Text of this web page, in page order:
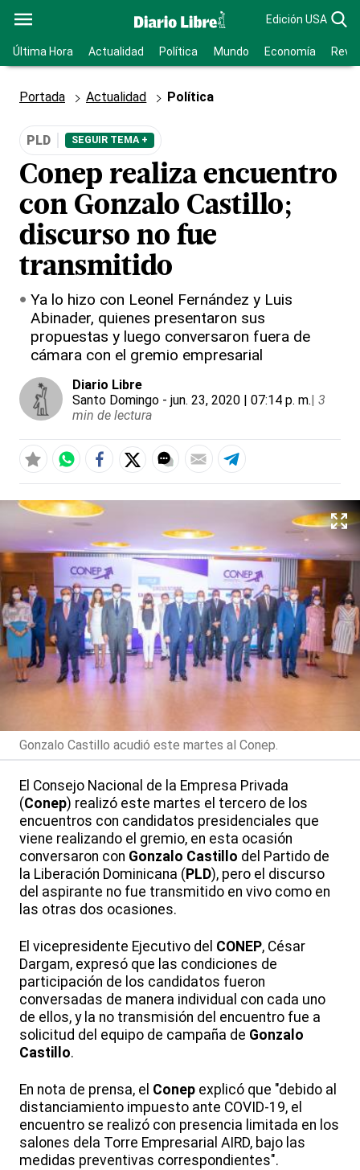
Edición USA
Última Hora Actualidad Política Mundo Economía
Portada Actualidad Política
PLD SEGUIR TEMA +
Conep realiza encuentro
con Gonzalo Castillo;
discurso no fue
transmitido
Ya lo hizo con Leonel Fernández y Luis
Abinader, quienes presentaron sus
propuestas y luego conversaron fuera de
cámara con el gremio empresarial
Diario Libre
Santo Domingo - jun. 23, 2020 | 07:14 p. m.| 3
min de lectura
Gonzalo Castillo acudió este martes al Conep.
El Consejo Nacional de la Empresa Privada
(Conep) realizó este martes el tercero de los
encuentros con candidatos presidenciales que
viene realizando el gremio, en esta ocasión
conversaron con Gonzalo Castillo del Partido de
la Liberación Dominicana ( PLD), pero el discurso
del aspirante no fue transmitido en vivo como en
las otras dos ocasiones.
El vicepresidente Ejecutivo del CONEP, César
Dargam, expresó que las condiciones de
participación de los candidatos fueron
conversadas de manera individual con cada uno
de ellos, y la no transmisión del encuentro fue a
solicitud del equipo de campaña de Gonzalo
Castillo.
En nota de prensa, el Conep explicó que "debido al
distanciamiento impuesto ante COVID-19, el
encuentro se realizó con presencia limitada en los
salones dela Torre Empresarial AIRD, bajo las
medidas preventivas correspondientes".